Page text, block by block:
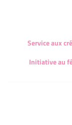
Service aux
Initiative au